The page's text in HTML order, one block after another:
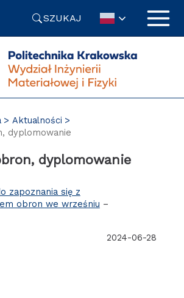
SZUKAJ
Aktualności
dyplomowanie
dyplomowanie
zapoznania się z
obron we wrześniu –
2024-06-28